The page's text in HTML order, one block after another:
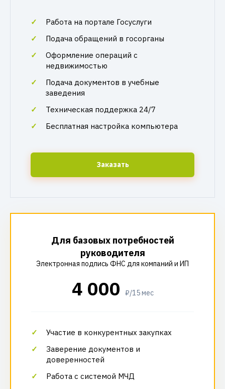
Работа на портале Госуслуги
Подача обращений в госорганы
Оформление операций с
недвижимостью
Подача документов в учебные
заведения
Техническая поддержка 24/7
Бесплатная настройка компьютера
Заказать
Для базовых потребностей
руководителя
Электронная подпись ФНС для компаний и ИП
4 000 ₽/15 мес
Участие в конкурентных закупках
Заверение документов и
доверенностей
Работа с системой МЧД